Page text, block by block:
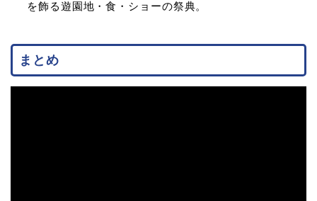
を飾る遊園地・食・ショーの祭典。
まとめ